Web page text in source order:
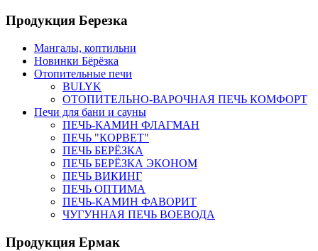
Продукция Березка
Мангалы, коптильни
Новинки Бёрёзка
Отопительные печи
BULYK
ОТОПИТЕЛЬНО-ВАРОЧНАЯ ПЕЧЬ КОМФОРТ
Печи для бани и сауны
ПЕЧЬ-КАМИН ФЛАГМАН
ПЕЧЬ "КОРВЕТ"
ПЕЧЬ БЕРЁЗКА
ПЕЧЬ БЕРЁЗКА ЭКОНОМ
ПЕЧЬ ВИКИНГ
ПЕЧЬ ОПТИМА
ПЕЧЬ-КАМИН ФАВОРИТ
ЧУГУННАЯ ПЕЧЬ ВОЕВОДА
Продукция Ермак